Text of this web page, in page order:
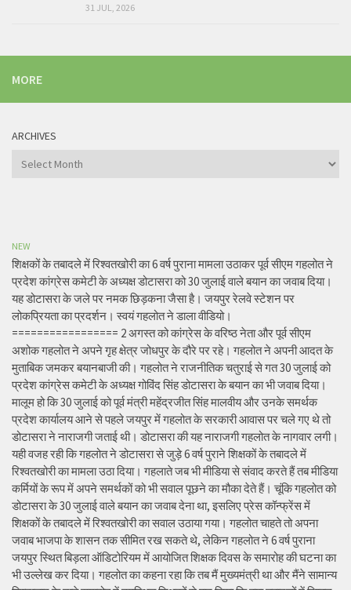
31 JUL, 2026
MORE
ARCHIVES
Archives
NEW
शिक्षकों के तबादले में रिश्वतखोरी का 6 वर्ष पुराना मामला उठाकर पूर्व सीएम गहलोत ने
प्रदेश कांग्रेस कमेटी के अध्यक्ष डोटासरा को 30 जुलाई वाले बयान का जवाब दिया।
यह डोटासरा के जले पर नमक छिड़कना जैसा है। जयपुर रेलवे स्टेशन पर
लोकप्रियता का प्रदर्शन। स्वयं गहलोत ने डाला वीडियो।
================= 2 अगस्त को कांग्रेस के वरिष्ठ नेता और पूर्व सीएम
अशोक गहलोत ने अपने गृह क्षेत्र जोधपुर के दौरे पर रहे। गहलोत ने अपनी आदत के
मुताबिक जमकर बयानबाजी की। गहलोत ने राजनीतिक चतुराई से गत 30 जुलाई को
प्रदेश कांग्रेस कमेटी के अध्यक्ष गोविंद सिंह डोटासरा के बयान का भी जवाब दिया।
मालूम हो कि 30 जुलाई को पूर्व मंत्री महेंद्रजीत सिंह मालवीय और उनके समर्थक
प्रदेश कार्यालय आने से पहले जयपुर में गहलोत के सरकारी आवास पर चले गए थे तो
डोटासरा ने नाराजगी जताई थी। डोटासरा की यह नाराजगी गहलोत के नागवार लगी।
यही वजह रही कि गहलोत ने डोटासरा से जुड़े 6 वर्ष पुराने शिक्षकों के तबादले में
रिश्वतखोरी का मामला उठा दिया। गहलाते जब भी मीडिया से संवाद करते हैं तब मीडिया
कर्मियों के रूप में अपने समर्थकों को भी सवाल पूछने का मौका देते हैं। चूंकि गहलोत को
डोटासरा के 30 जुलाई वाले बयान का जवाब देना था, इसलिए प्रेस कॉन्फ्रेंस में
शिक्षकों के तबादले में रिश्वतखोरी का सवाल उठाया गया। गहलोत चाहते तो अपना
जवाब भाजपा के शासन तक सीमित रख सकते थे, लेकिन गहलोत ने 6 वर्ष पुराना
जयपुर स्थित बिड़ला ऑडिटोरियम में आयोजित शिक्षक दिवस के समारोह की घटना का
भी उल्लेख कर दिया। गहलोत का कहना रहा कि तब मैं मुख्यमंत्री था और मैंने सामान्य